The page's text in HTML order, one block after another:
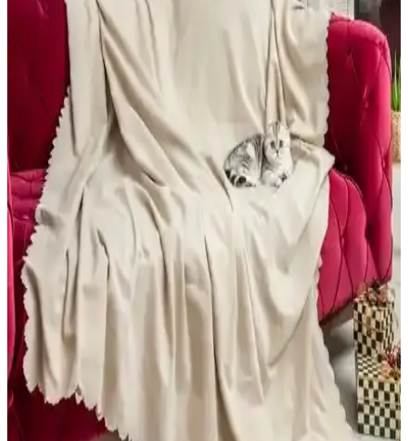
Vorthio Eames Lounge Chair replikası, üst kalite tam anilin deri ve
dayanıklı yapısıyla fiyat-performans dengesinde öne çıkıyor. Montaj
süreci biraz zor olsa da konfor ve kaliteyi destekliyor.
Salon Dekorasyonunda Pembe Koltuk Kullanımı ve
Renk Uyumu İçin Pratik Öneriler
Salon dekorasyonunda pembe koltuk seçimi, doğru renk uyumu ve
aksesuarlarla mekâna canlılık ve denge katar. Koyu yeşil ve bebek
mavisi tonlarıyla uyum sağlanabilir, dayanıklı kumaşlar kullanım
kolaylığı sunar.
Beyaz ve Gri Koltuk Seçiminde Renk, Dayanıklılık
ve Temizlik Kriterleri
Beyaz ve gri koltukların avantajları, temizlik zorlukları ve
dayanıklılık kriterleri detaylıca inceleniyor. Kullanım alışkanlıkları
ve kumaş kalitesi seçimde belirleyici oluyor.
Koltuk Örtüsü Karşılaştırması: Faiend Jakarlı ve
Riselerhome Balpeteği Modelleri
Faiend Jakarlı Düz Desen ve Riselerhome Balpeteği koltuk
örtülerinin özellikleri, kullanıcı yorumları ve kullanım kolaylıklarıyla
ilgili kapsamlı karşılaştırma. Hangi ürün ihtiyaçlarınıza daha uygun